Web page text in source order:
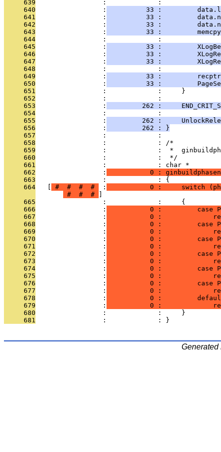
     639
                 :             :
     640
                 :
33 :
     641
                 :
33 :
     642
                 :
33 :
     643
                 :
33 :
     644
                 :             :
     645
                 :
33 :
     646
                 :
33 :
     647
                 :
33 :
     648
                 :             :
     649
                 :
33 :
     650
                 :
33 :
     651
                 :             :     }
     652
                 :             :
     653
                 :
262 :
     654
                 :             :
     655
                 :
262 :
     656
                 :
         262 : }
     657
                 :             :
     658
                 :             : /*
     659
:             :  *
     660
                 :             :  */
     661
                 :             : char *
     662
                 :
0 :
     663
                 :             : {
     664
# # # # :
0 :     switch
#
# #
     665
                 :             :     {
     666
                 :
0 :         case
     667
                 :
0 :
     668
                 :
0 :         case
     669
                 :
0 :
     670
                 :
0 :         case
     671
                 :
0 :
     672
                 :
0 :         case
     673
                 :
0 :
     674
                 :
0 :         case
     675
                 :
0 :
     676
                 :
0 :         case
     677
                 :
0 :
     678
                 :
0 :
     679
                 :
0 :
     680
                 :             :     }
     681
                 :             : }